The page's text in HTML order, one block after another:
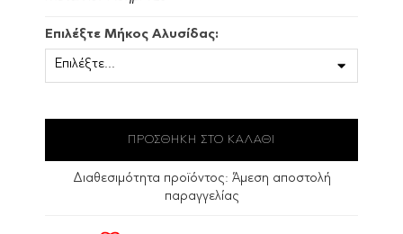
Επιλέξτε Μήκος Αλυσίδας:
Διαθεσιμότητα προϊόντος: Άμεση αποστολή
παραγγελίας